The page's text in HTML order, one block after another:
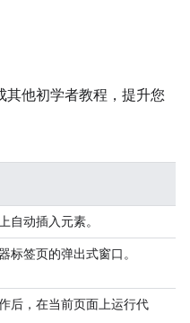
其他初学者教程，提升您
自动插入元素。
标签页的弹出式窗口。
后，在当前页面上运行代